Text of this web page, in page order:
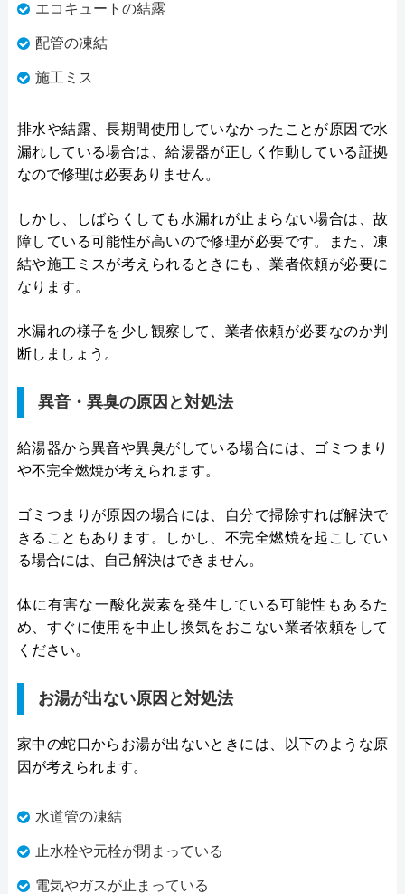
エコキュートの結露
配管の凍結
施工ミス
排水や結露、長期間使用していなかったことが原因で水
漏れしている場合は、給湯器が正しく作動している証拠
なので修理は必要ありません。
しかし、しばらくしても水漏れが止まらない場合は、故
障している可能性が高いので修理が必要です。また、凍
結や施工ミスが考えられるときにも、業者依頼が必要に
なります。
水漏れの様子を少し観察して、業者依頼が必要なのか判
断しましょう。
異音・異臭の原因と対処法
給湯器から異音や異臭がしている場合には、ゴミつまり
や不完全燃焼が考えられます。
ゴミつまりが原因の場合には、自分で掃除すれば解決で
きることもあります。しかし、不完全燃焼を起こしてい
る場合には、自己解決はできません。
体に有害な一酸化炭素を発生している可能性もあるた
め、すぐに使用を中止し換気をおこない業者依頼をして
ください。
お湯が出ない原因と対処法
家中の蛇口からお湯が出ないときには、以下のような原
因が考えられます。
水道管の凍結
止水栓や元栓が閉まっている
電気やガスが止まっている